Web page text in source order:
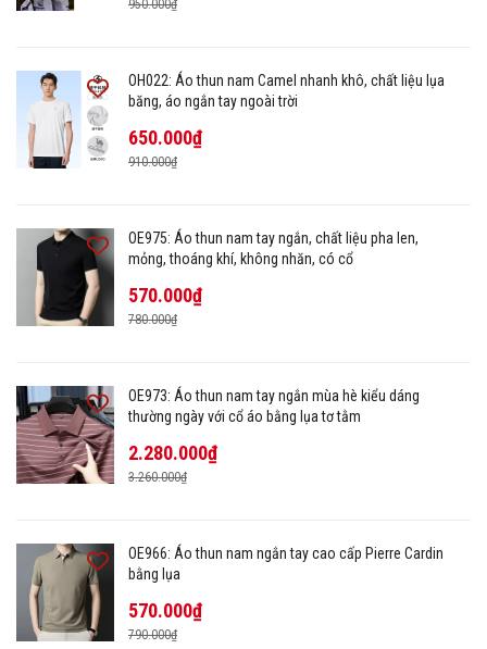
950.000₫
OH022: Áo thun nam Camel nhanh khô, chất liệu lụa
băng, áo ngắn tay ngoài trời
650.000₫
910.000₫
OE975: Áo thun nam tay ngắn, chất liệu pha len,
mỏng, thoáng khí, không nhăn, có cổ
570.000₫
780.000₫
OE973: Áo thun nam tay ngắn mùa hè kiểu dáng
thường ngày với cổ áo bằng lụa tơ tằm
2.280.000₫
3.260.000₫
OE966: Áo thun nam ngắn tay cao cấp Pierre Cardin
bằng lụa
570.000₫
790.000₫